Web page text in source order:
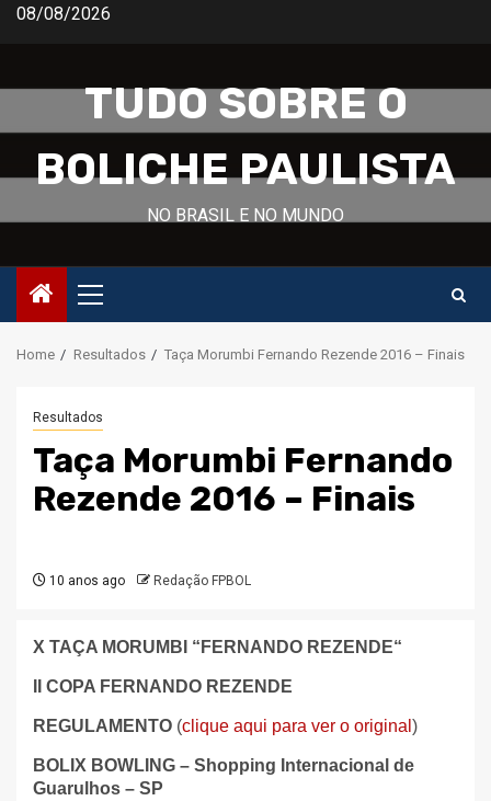
Skip08/08/2026
TUDO SOBRE O
BOLICHE PAULISTA
NO BRASIL E NO MUNDO
Primary
Menu
Home Resultados Taça Morumbi Fernando Rezende 2016 – Finais
Resultados
Taça Morumbi Fernando
Rezende 2016 – Finais
10 anos ago Redação FPBOL
X TAÇA MORUMBI “FERNANDO REZENDE“
II COPA FERNANDO REZENDE
REGULAMENTO (clique aqui para ver o original )
BOLIX BOWLING – Shopping Internacional de
Guarulhos – SP